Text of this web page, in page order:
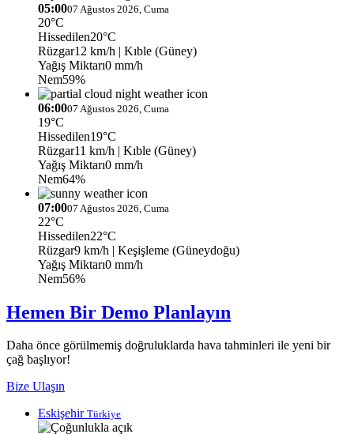
05:0007 Ağustos 2026, Cuma
20°C
Hissedilen20°C
Rüzgar12 km/h | Kıble (Güney)
Yağış Miktarı0 mm/h
Nem59%
06:0007 Ağustos 2026, Cuma
19°C
Hissedilen19°C
Rüzgar11 km/h | Kıble (Güney)
Yağış Miktarı0 mm/h
Nem64%
07:0007 Ağustos 2026, Cuma
22°C
Hissedilen22°C
Rüzgar9 km/h | Keşişleme (Güneydoğu)
Yağış Miktarı0 mm/h
Nem56%
Hemen Bir Demo Planlayın
Daha önce görülmemiş doğruluklarda hava tahminleri ile yeni bir
çağ başlıyor!
Bize Ulaşın
Eskişehir Türkiye